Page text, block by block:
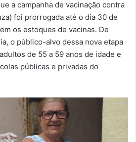
a campanha de vacinação contra
foi prorrogada até o dia 30 de
os estoques de vacinas. De
o público-alvo dessa nova etapa
de 55 a 59 anos de idade e
públicas e privadas do